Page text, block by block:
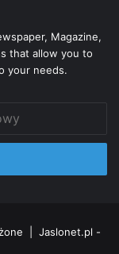
Magazine,
that allow you to
your needs.
| Jaslonet.pl -